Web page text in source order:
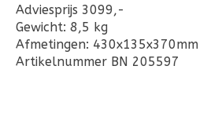
Adviesprijs 3099,-
Gewicht: 8,5 kg
Afmetingen: 430x135x370mm
Artikelnummer BN 205597